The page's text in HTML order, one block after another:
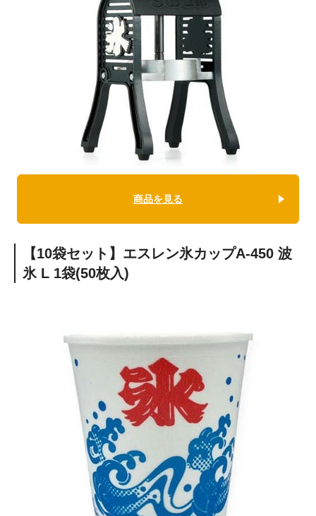
商品を見る
【10袋セット】エスレン氷カップA-450 波
氷 L 1袋(50枚入)